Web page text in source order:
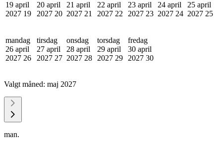
19 april
2027 19
20 april
2027 20
21 april
2027 21
22 april
2027 22
23 april
2027 23
24 april
2027 24
25 april
2027 25
mandag
26 april
2027 26
tirsdag
27 april
2027 27
onsdag
28 april
2027 28
torsdag
29 april
2027 29
fredag
30 april
2027 30
Valgt måned: maj 2027
man.